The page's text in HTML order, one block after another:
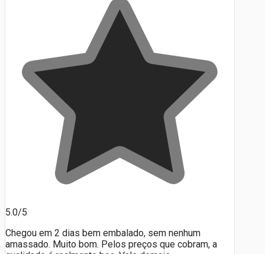
5.0/5
Chegou em 2 dias bem embalado, sem nenhum
amassado. Muito bom. Pelos preços que cobram, a